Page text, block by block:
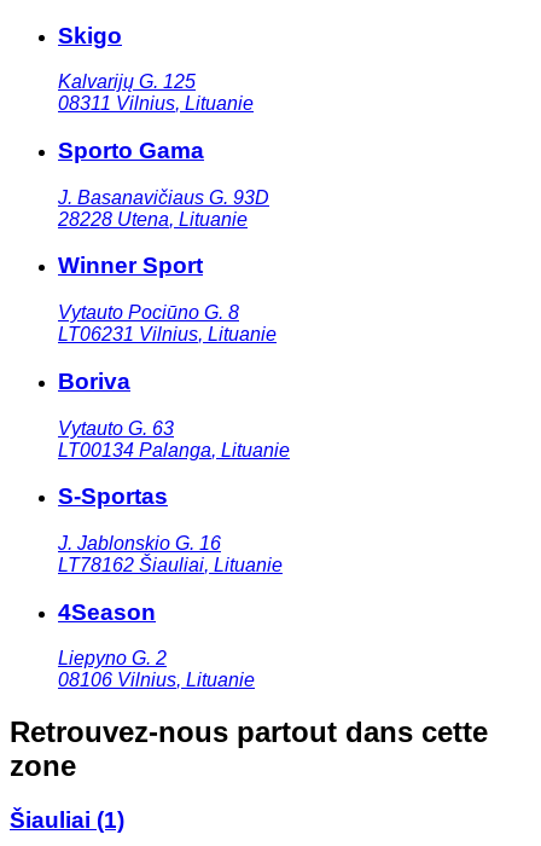
Skigo
Kalvarijų G. 125
08311 Vilnius, Lituanie
Sporto Gama
J. Basanavičiaus G. 93D
28228 Utena, Lituanie
Winner Sport
Vytauto Pociūno G. 8
LT06231 Vilnius, Lituanie
Boriva
Vytauto G. 63
LT00134 Palanga, Lituanie
S-Sportas
J. Jablonskio G. 16
LT78162 Šiauliai, Lituanie
4Season
Liepyno G. 2
08106 Vilnius, Lituanie
Retrouvez-nous partout dans cette
zone
Šiauliai (1)